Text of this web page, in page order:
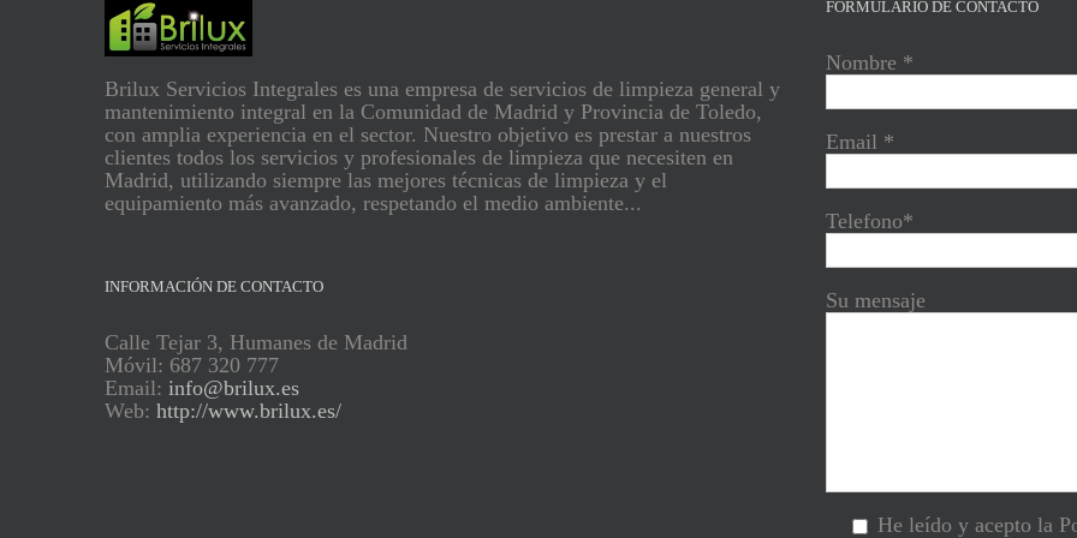
Brilux Servicios Integrales es una empresa de servicios de limpieza general y
mantenimiento integral en la Comunidad de Madrid y Provincia de Toledo,
con amplia experiencia en el sector. Nuestro objetivo es prestar a nuestros
clientes todos los servicios y profesionales de limpieza que necesiten en
Madrid, utilizando siempre las mejores técnicas de limpieza y el
equipamiento más avanzado, respetando el medio ambiente...
INFORMACIÓN DE CONTACTO
Calle Tejar 3, Humanes de Madrid
Móvil: 687 320 777
Email: info@brilux.es
Web: http://www.brilux.es/
FORMULARIO DE CONTACTO
Nombre *
Email *
Telefono*
Su mensaje
He leído y acepto la